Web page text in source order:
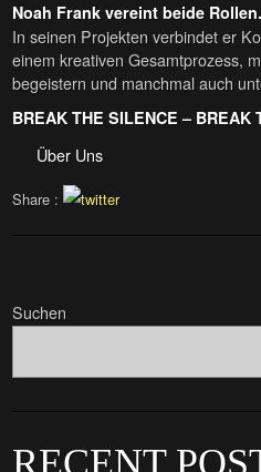
Noah Frank vereint beide Rollen.
In seinen Projekten verbindet er
einem kreativen Gesamtprozess,
begeistern und manchmal auch
BREAK THE SILENCE – BREAK
Über Uns
Share :
Suchen